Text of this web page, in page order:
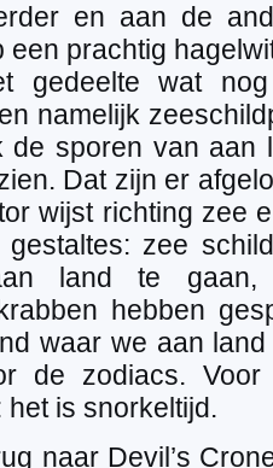
en aan de
een prachtig
gedeelte wat
namelijk
de sporen van aan
Dat zijn er
wijst richting zee
zee
land te
hebben
waar we aan
de zodiacs.
het is snorkeltijd.
naar Devil’s